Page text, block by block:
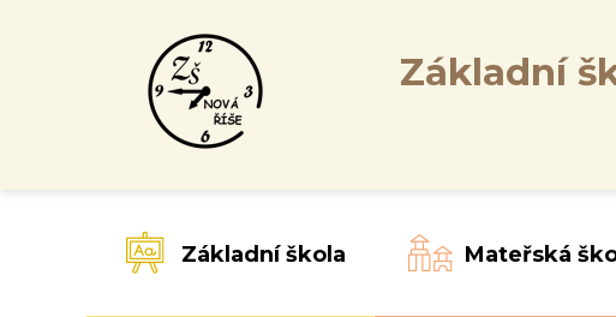
Základní
Základní škola Mateřská